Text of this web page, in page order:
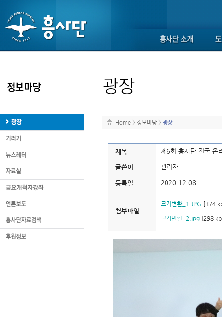
Home > 정보마당 > 광장
제목 제6회 흥사단 전국 온
글쓴이 관리자
등록일 2020.12.08
첨부파일
크기변환_1.JPG [374
크기변환_2.jpg[298